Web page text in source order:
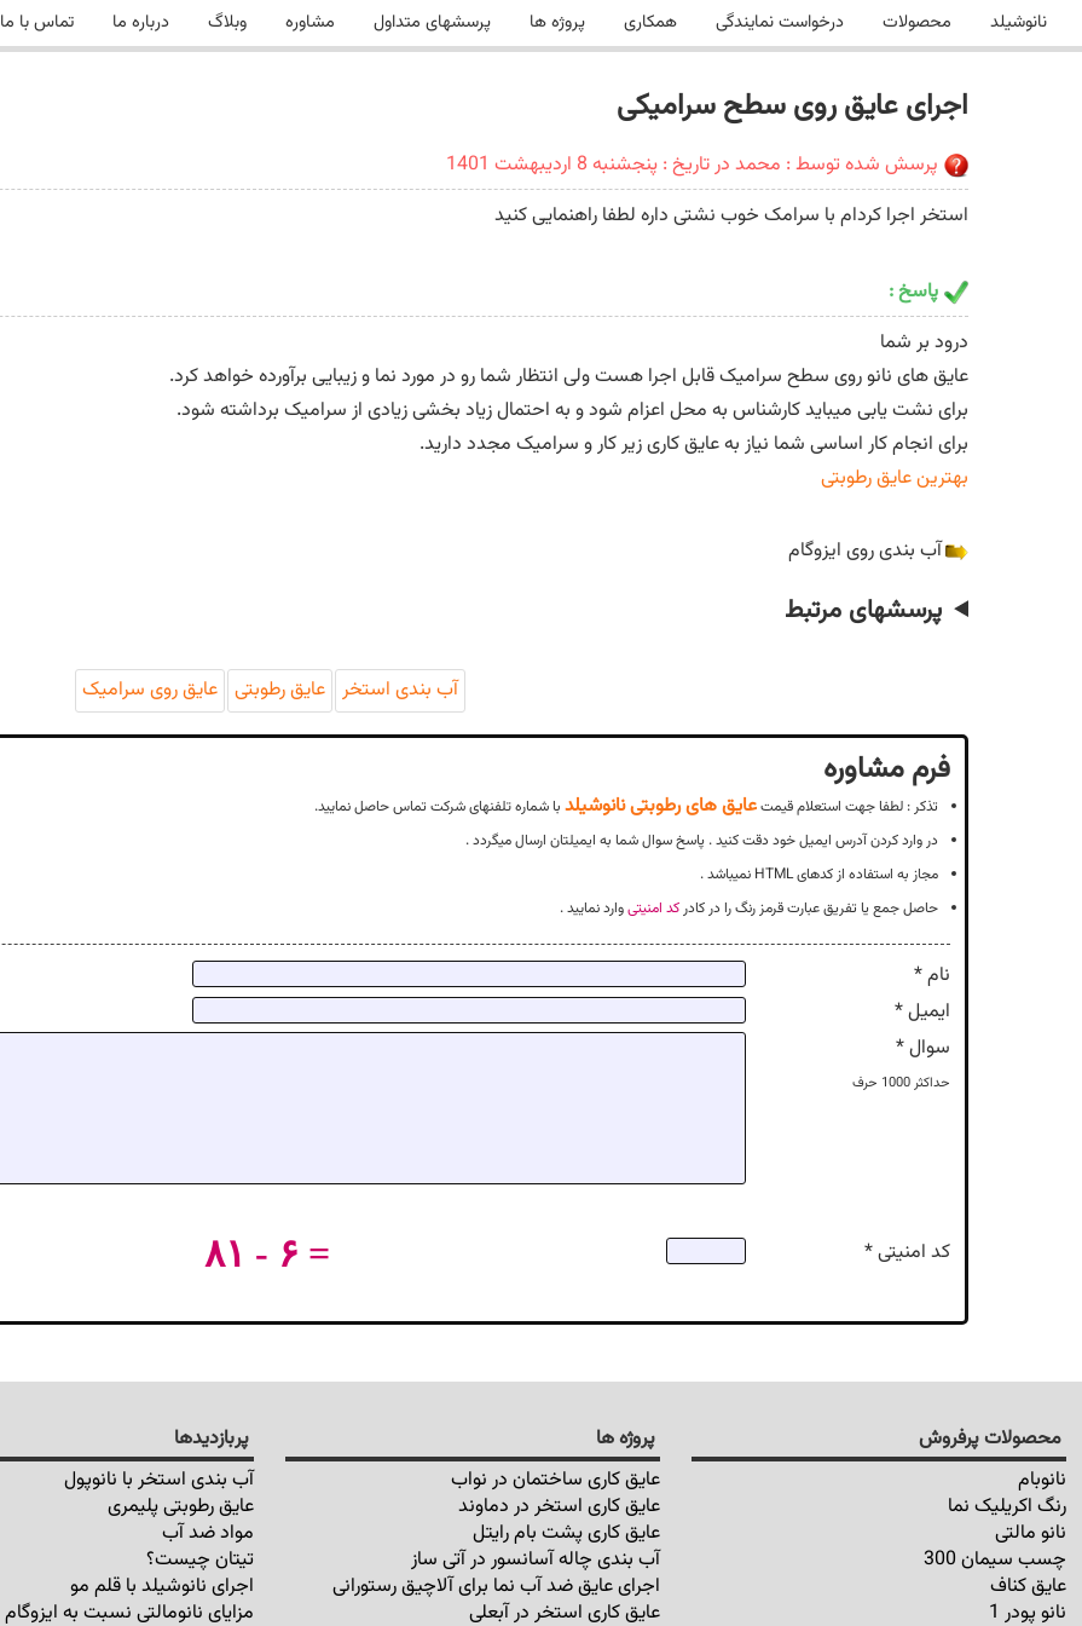
نانوشیلد محصولات درخواست نمایندگی همکاری پروژه ها پرسشهای متداول مشاوره وبلاگ درباره ما تماس با ما
اجرای عایق روی سطح سرامیکی
پرسش شده توسط : محمد در تاریخ : پنجشنبه 8 اردیبهشت 1401
استخر اجرا کردام با سرامک خوب نشتی داره لطفا راهنمایی کنید
پاسخ :
درود بر شما
عایق های نانو روی سطح سرامیک قابل اجرا هست ولی انتظار شما رو در مورد نما و زیبایی برآورده خواهد کرد.
برای نشت یابی میباید کارشناس به محل اعزام شود و به احتمال زیاد بخشی زیادی از سرامیک برداشته شود.
برای انجام کار اساسی شما نیاز به عایق کاری زیر کار و سرامیک مجدد دارید.
بهترین عایق رطوبتی
آب بندی روی ایزوگام
پرسشهای مرتبط
آب بندی استخر عایق رطوبتی عایق روی سرامیک
فرم مشاوره
تذکر : لطفا جهت استعلام قیمتعایق های رطوبتی نانوشیلد با شماره تلفنهای شرکت تماس حاصل نمایید.
در وارد کردن آدرس ایمیل خود دقت کنید . پاسخ سوال شما به ایمیلتان ارسال میگردد .
مجاز به استفاده از کدهای HTML نمیباشد .
حاصل جمع یا تفریق عبارت قرمز رنگ را در کادرکد امنیتیوارد نمایید .
نام *
ایمیل *
سوال *
حداکثر1000 حرف
کد امنیتی * ۸۱ - ۶ =
محصولات پرفروش
نانوبام
رنگ اکریلیک نما
نانو مالتی
چسب سیمان 300
عایق کناف
نانو پودر 1
پروژه ها
عایق کاری ساختمان در نواب
عایق کاری استخر در دماوند
عایق کاری پشت بام رایتل
آب بندی چاله آسانسور در آتی ساز
اجرای عایق ضد آب نما برای آلاچیق رستورانی
عایق کاری استخر در آبعلی
پربازدیدها
آب بندی استخر با نانوپول
عایق رطوبتی پلیمری
مواد ضد آب
تیتان چیست؟
اجرای نانوشیلد با قلم مو
مزایای نانومالتی نسبت به ایزوگام